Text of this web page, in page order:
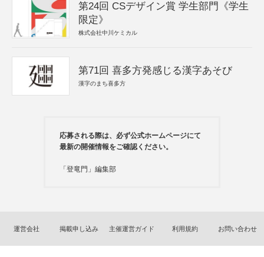
第24回 CSデザイン賞 学生部門《学生
限定》
株式会社中川ケミカル
第71回 喜多方発感じる漢字あそび
漢字のまち喜多方
応募される際は、必ず公式ホームページにて
最新の開催情報をご確認ください。
「登竜門」編集部
運営会社 掲載申し込み 主催運営ガイド 利用規約 お問い合わせ